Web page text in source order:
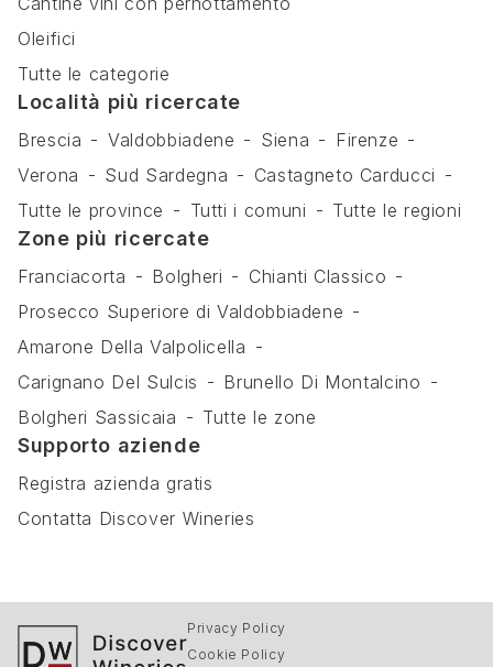
Oleifici
Tutte le categorie
Località più ricercate
Brescia Valdobbiadene Siena
Firenze
Verona
Sud Sardegna
Castagneto Carducci
Tutte le province
Tutti i comuni Tutte le regioni
Zone più ricercate
Franciacorta Bolgheri
Chianti Classico
Prosecco Superiore di Valdobbiadene
Amarone Della Valpolicella
Carignano Del Sulcis
Brunello Di Montalcino
Bolgheri Sassicaia
Tutte le zone
Supporto aziende
Registra azienda gratis
Contatta Discover Wineries
Privacy Policy
Cookie Policy